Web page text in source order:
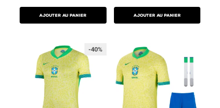
AJOUTER AU PANIER AJOUTER AU PANIER
-40%